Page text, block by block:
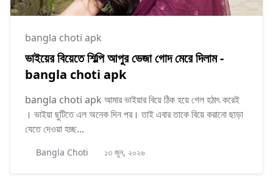
bangla choti apk
ভাইয়ের বিয়েতে শিল্পি আপুর ভেজা গোদ মেরে দিলাম -
bangla choti apk
bangla choti apk আমার ভাইয়ার বিয়ে ঠিক হয়ে গেল হঠাৎ করেই
। ভাইয়া ছুটিতে এল অনেক দিন পর। তাই এবার তাকে বিয়ে করানো ছাড়া
যেতে দেওয়া হচ্ছ...
Bangla Choti ১৩ জুন, ২০২৬